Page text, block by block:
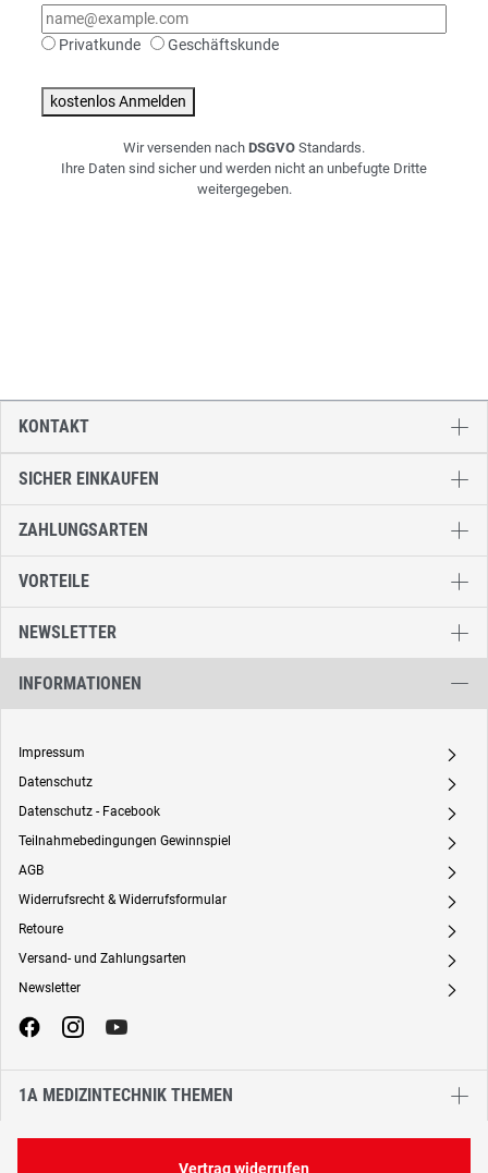
Privatkunde Geschäftskunde
kostenlos Anmelden
Wir versenden nach DSGVO Standards.
Ihre Daten sind sicher und werden nicht an unbefugte Dritte
weitergegeben.
SICHER EINKAUFEN
ZAHLUNGSARTEN
VORTEILE
NEWSLETTER
INFORMATIONEN
Impressum A
Datenschutz A
Datenschutz - Facebook A
Teilnahmebedingungen Gewinnspiel A
AGB A
Widerrufsrecht & Widerrufsformular A
Retoure A
Versand- und Zahlungsarten A
Newsletter A
1A MEDIZINTECHNIK THEMEN
KONTAKT
Vertrag widerrufen